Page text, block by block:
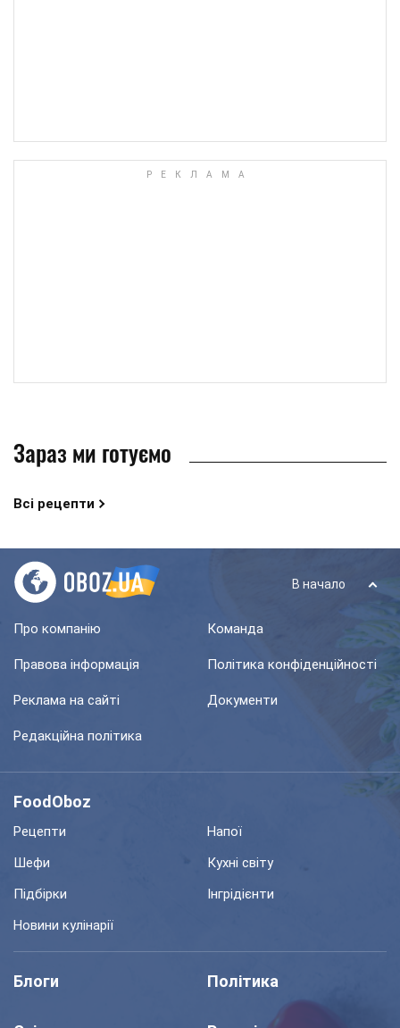
Зараз ми готуємо
Всі рецепти
В начало
Про компанію Команда
Правова інформація Політика конфіденційності
Реклама на сайті Документи
Редакційна політика
FoodOboz
Рецепти
Напої
Шефи
Кухні світу
Підбірки
Інгрідієнти
Новини кулінарії
Блоги Політика